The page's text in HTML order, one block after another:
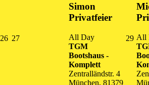
2626.
2727.
Simon
Privatfeier
All Day
TGM
Bootshaus -
Komplett
Zentralländstr. 4
München, 81379
2929.
2026
All